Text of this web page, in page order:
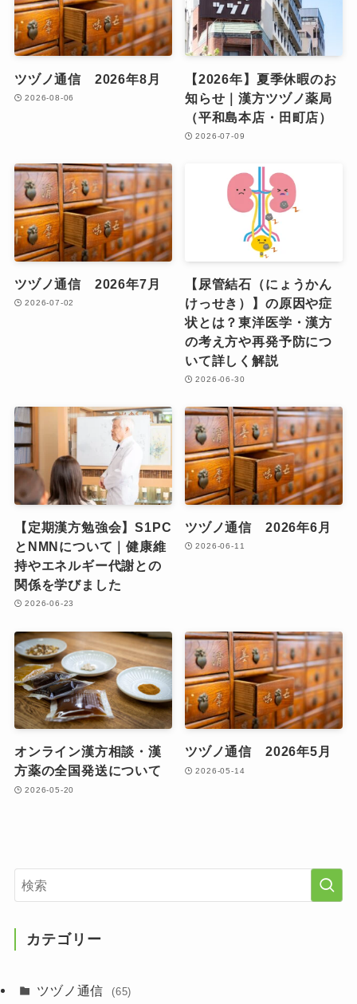
ツヅノ通信 2026年8月
2026-08-06
【2026年】夏季休暇のお
知らせ｜漢方ツヅノ薬局
（平和島本店・田町店）
2026-07-09
ツヅノ通信 2026年7月
2026-07-02
【尿管結石（にょうかん
けっせき）】の原因や症
状とは？東洋医学・漢方
の考え方や再発予防につ
いて詳しく解説
2026-06-30
【定期漢方勉強会】S1PC
とNMNについて｜健康維
持やエネルギー代謝との
関係を学びました
2026-06-23
ツヅノ通信 2026年6月
2026-06-11
オンライン漢方相談・漢
方薬の全国発送について
2026-05-20
ツヅノ通信 2026年5月
2026-05-14
カテゴリー
ツヅノ通信 (65)